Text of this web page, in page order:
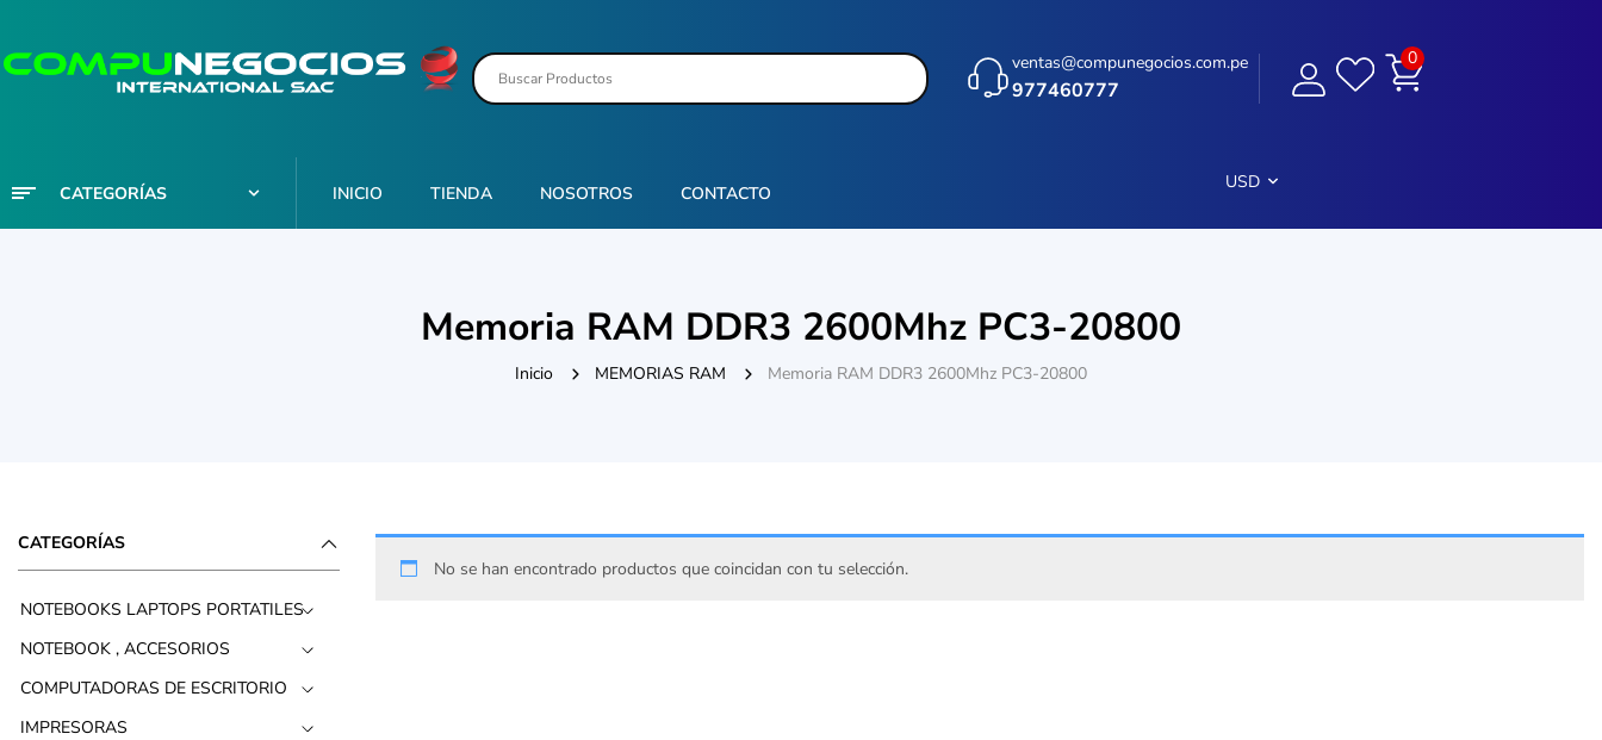
ventas@compunegocios.com.pe
977460777
0
CATEGORÍAS INICIO TIENDA NOSOTROS CONTACTO
USD
Memoria RAM DDR3 2600Mhz PC3-20800
Inicio MEMORIAS RAM Memoria RAM DDR3 2600Mhz PC3-20800
CATEGORÍAS
NOTEBOOKS LAPTOPS PORTATILES
NOTEBOOK , ACCESORIOS
COMPUTADORAS DE ESCRITORIO
IMPRESORAS
No se han encontrado productos que coincidan con tu selección.